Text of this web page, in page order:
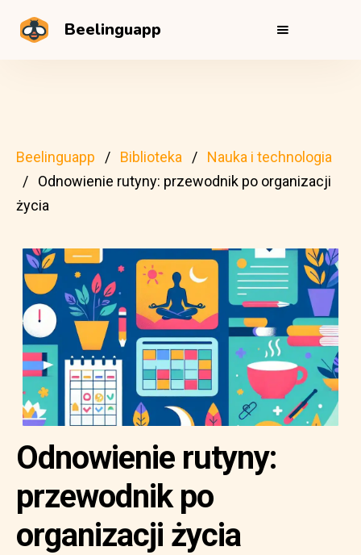
Beelinguapp
Beelinguapp Biblioteka
Nauka i technologia
Odnowienie rutyny: przewodnik po organizacji
życia
Odnowienie rutyny:
przewodnik po
organizacji życia